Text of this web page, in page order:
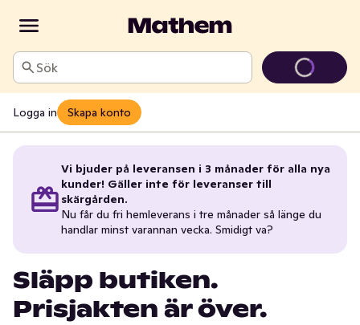
Sök
Logga in Skapa konto
Vi bjuder på leveransen i 3 månader för alla nya
kunder! Gäller inte för leveranser till
skärgården.
Nu får du fri hemleverans i tre månader så länge du
handlar minst varannan vecka. Smidigt va?
Släpp butiken.
Prisjakten är över.